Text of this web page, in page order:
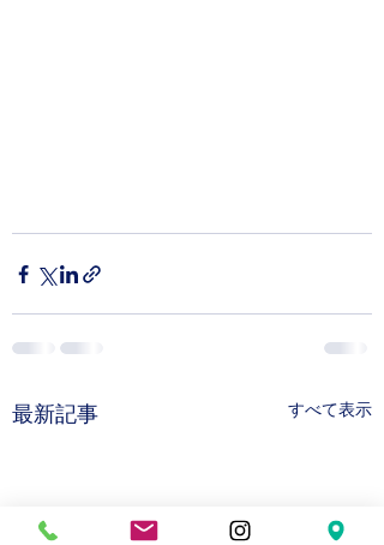
最新記事 すべて表示